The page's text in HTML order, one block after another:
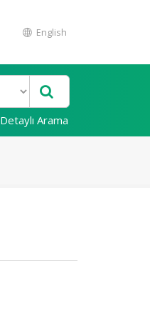
English
Detaylı Arama